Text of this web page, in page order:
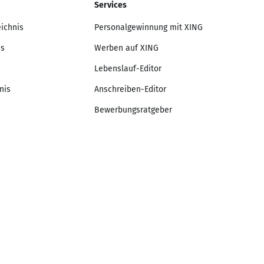
Services
Personalgewinnung mit XING
Werben auf XING
Lebenslauf-Editor
Anschreiben-Editor
Bewerbungsratgeber